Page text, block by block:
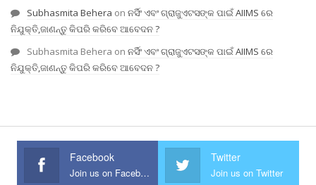
Subhasmita Behera on ନର୍ସିଂ ଏବଂ ଗ୍ରାଜୁଏଟସଙ୍କ ପାଇଁ AIIMS ରେ
ନିଯୁକ୍ତି,ଜାଣନ୍ତୁ କିପରି କରିବେ ଆବେଦନ ?
Subhasmita Behera on ନର୍ସିଂ ଏବଂ ଗ୍ରାଜୁଏଟସଙ୍କ ପାଇଁ AIIMS ରେ
ନିଯୁକ୍ତି,ଜାଣନ୍ତୁ କିପରି କରିବେ ଆବେଦନ ?
Facebook
Join us on Facebook
Twitter
Join us on Twitter